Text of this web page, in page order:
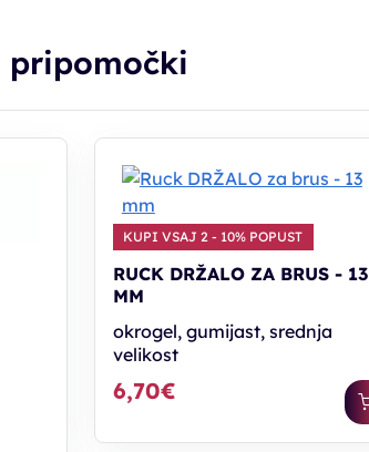
pripomočki
KUPI VSAJ 2 - 10% POPUST
RUCK DRŽALO ZA BRUS - 13
MM
okrogel, gumijast, srednja
velikost
6,70€